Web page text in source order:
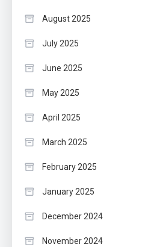
August 2025
July 2025
June 2025
May 2025
April 2025
March 2025
February 2025
January 2025
December 2024
November 2024